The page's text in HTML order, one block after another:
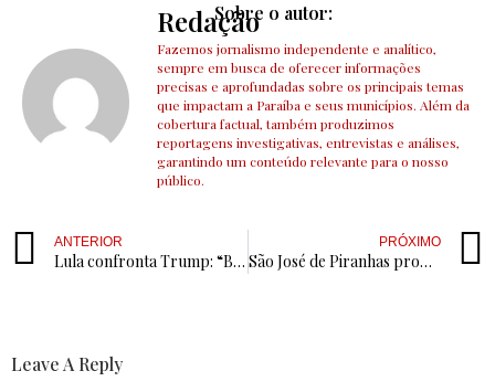
Sobre o autor:
Redação
Fazemos jornalismo independente e analítico,
sempre em busca de oferecer informações
precisas e aprofundadas sobre os principais temas
que impactam a Paraíba e seus municípios. Além da
cobertura factual, também produzimos
reportagens investigativas, entrevistas e análises,
garantindo um conteúdo relevante para o nosso
público.
ANTERIOR
Lula confronta Trump: “Brasil é soberano e não aceitará tutela de ninguém”
PRÓXIMO
São José de Piranhas promove noite cultural com lançamento de livro, exibição de filmes e homenagem a Daudeth Bandeira
Leave A Reply